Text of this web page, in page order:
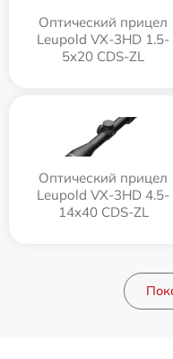
Оптический прицел
Leupold VX-3HD 1.5-
5x20 CDS-ZL
Оптический прицел
Leupold VX-3HD 4.5-
14x40 CDS-ZL